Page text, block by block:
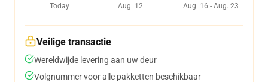
Today
Aug. 12
Aug. 16 - Aug. 23
Veilige transactie
Wereldwijde levering aan uw deur
Volgnummer voor alle pakketten beschikbaar